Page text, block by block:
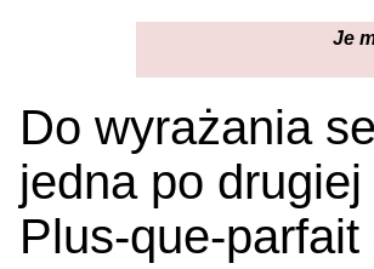
Je
Do wyrażania
jedna po
Plus-que-